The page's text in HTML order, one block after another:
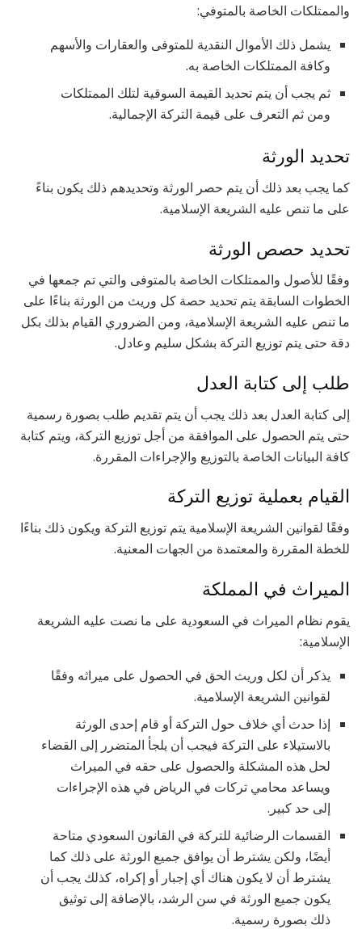
والممتلكات الخاصة بالمتوفي:
يشمل ذلك الأموال النقدية للمتوفى والعقارات والأسهم
وكافة الممتلكات الخاصة به.
ثم يجب أن يتم تحديد القيمة السوقية لتلك الممتلكات
ومن ثم التعرف على قيمة التركة الإجمالية.
تحديد الورثة
كما يجب بعد ذلك أن يتم حصر الورثة وتحديدهم ذلك يكون بناءً
على ما تنص عليه الشريعة الإسلامية.
تحديد حصص الورثة
وفقًا للأصول والممتلكات الخاصة بالمتوفى والتي تم جمعها في
الخطوات السابقة يتم تحديد حصة كل وريث من الورثة بناءًا على
ما تنص عليه الشريعة الإسلامية، ومن الضروري القيام بذلك بكل
دقة حتى يتم توزيع التركة بشكل سليم وعادل.
طلب إلى كتابة العدل
إلى كتابة العدل بعد ذلك يجب أن يتم تقديم طلب بصورة رسمية
حتى يتم الحصول على الموافقة من أجل توزيع التركة، ويتم كتابة
كافة البيانات الخاصة بالتوزيع والإجراءات المقررة.
القيام بعملية توزيع التركة
وفقًا لقوانين الشريعة الإسلامية يتم توزيع التركة ويكون ذلك بناءًا
للخطة المقررة والمعتمدة من الجهات المعنية.
الميراث في المملكة
يقوم نظام الميراث في السعودية على ما نصت عليه الشريعة
الإسلامية:
يذكر أن لكل وريث الحق في الحصول على ميراثه وفقًا
لقوانين الشريعة الإسلامية.
إذا حدث أي خلاف حول التركة أو قام إحدى الورثة
بالاستيلاء على التركة فيجب أن يلجأ المتضرر إلى القضاء
لحل هذه المشكلة والحصول على حقه في الميراث
ويساعد محامي تركات في الرياض في هذه الإجراءات
إلى حد كبير.
القسمات الرضائية للتركة في القانون السعودي متاحة
أيضًا، ولكن يشترط أن يوافق جميع الورثة على ذلك كما
يشترط أن لا يكون هناك أي إجبار أو إكراه، كذلك يجب أن
يكون جميع الورثة في سن الرشد، بالإضافة إلى توثيق
ذلك بصورة رسمية.